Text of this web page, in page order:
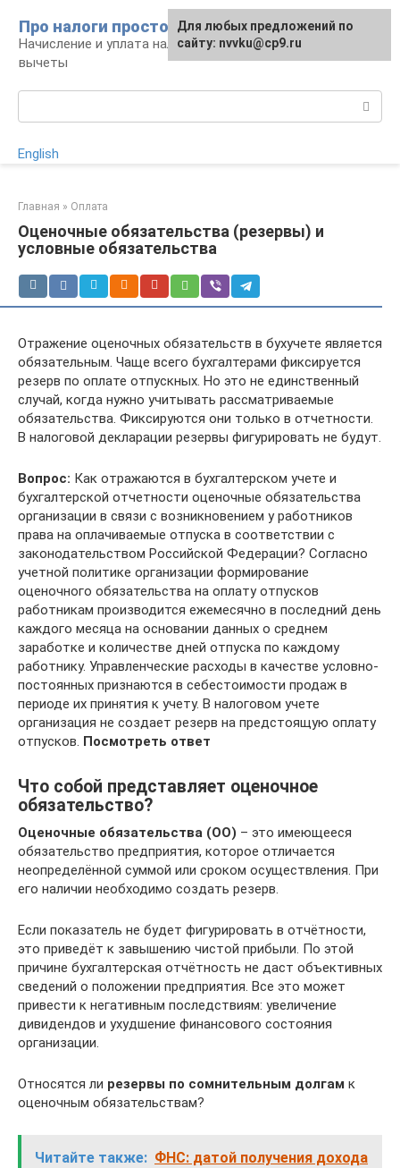
контенту
Про налоги просто
Начисление и уплата налогов, налоговые
вычеты
English
Главная » Оплата
Оценочные обязательства (резервы) и
условные обязательства
Отражение оценочных обязательств в бухучете является
обязательным. Чаще всего бухгалтерами фиксируется
резерв по оплате отпускных. Но это не единственный
случай, когда нужно учитывать рассматриваемые
обязательства. Фиксируются они только в отчетности.
В налоговой декларации резервы фигурировать не будут.
Вопрос: Как отражаются в бухгалтерском учете и
бухгалтерской отчетности оценочные обязательства
организации в связи с возникновением у работников
права на оплачиваемые отпуска в соответствии с
законодательством Российской Федерации? Согласно
учетной политике организации формирование
оценочного обязательства на оплату отпусков
работникам производится ежемесячно в последний день
каждого месяца на основании данных о среднем
заработке и количестве дней отпуска по каждому
работнику. Управленческие расходы в качестве условно-
постоянных признаются в себестоимости продаж в
периоде их принятия к учету. В налоговом учете
организация не создает резерв на предстоящую оплату
отпусков. Посмотреть ответ
Что собой представляет оценочное
обязательство?
Оценочные обязательства (ОО) – это имеющееся
обязательство предприятия, которое отличается
неопределённой суммой или сроком осуществления. При
его наличии необходимо создать резерв.
Если показатель не будет фигурировать в отчётности,
это приведёт к завышению чистой прибыли. По этой
причине бухгалтерская отчётность не даст объективных
сведений о положении предприятия. Все это может
привести к негативным последствиям: увеличение
дивидендов и ухудшение финансового состояния
организации.
Относятся ли резервы по сомнительным долгам к
оценочным обязательствам?
Читайте также: ФНС: датой получения дохода
Для любых предложений по
сайту: nvvku@cp9.ru